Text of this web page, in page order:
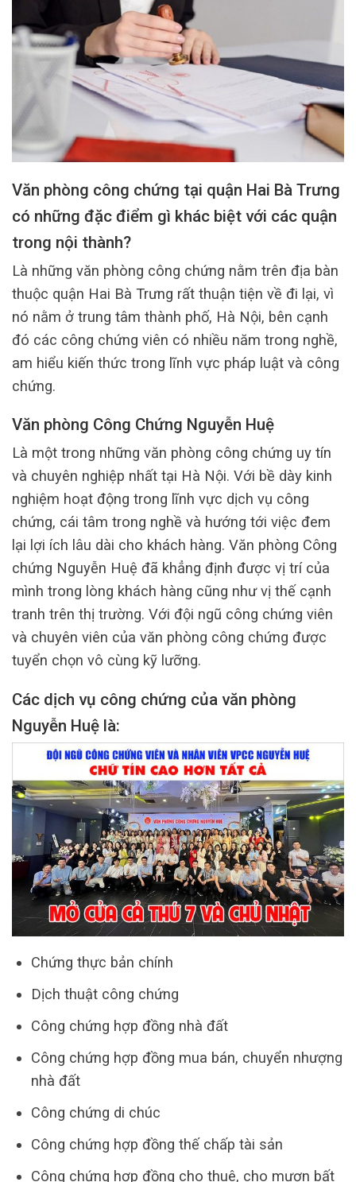
Văn phòng công chứng tại quận Hai Bà Trưng
có những đặc điểm gì khác biệt với các quận
trong nội thành?
Là những văn phòng công chứng nằm trên địa bàn
thuộc quận Hai Bà Trưng rất thuận tiện về đi lại, vì
nó nằm ở trung tâm thành phố, Hà Nội, bên cạnh
đó các công chứng viên có nhiều năm trong nghề,
am hiểu kiến thức trong lĩnh vực pháp luật và công
chứng.
Văn phòng Công Chứng Nguyễn Huệ
Là một trong những văn phòng công chứng uy tín
và chuyên nghiệp nhất tại Hà Nội. Với bề dày kinh
nghiệm hoạt động trong lĩnh vực dịch vụ công
chứng, cái tâm trong nghề và hướng tới việc đem
lại lợi ích lâu dài cho khách hàng. Văn phòng Công
chứng Nguyễn Huệ đã khẳng định được vị trí của
mình trong lòng khách hàng cũng như vị thế cạnh
tranh trên thị trường. Với đội ngũ công chứng viên
và chuyên viên của văn phòng công chứng được
tuyển chọn vô cùng kỹ lưỡng.
Các dịch vụ công chứng của văn phòng
Nguyễn Huệ là:
Chứng thực bản chính
Dịch thuật công chứng
Công chứng hợp đồng nhà đất
Công chứng hợp đồng mua bán, chuyển nhượng
nhà đất
Công chứng di chúc
Công chứng hợp đồng thế chấp tài sản
Công chứng hợp đồng cho thuê, cho mượn bất